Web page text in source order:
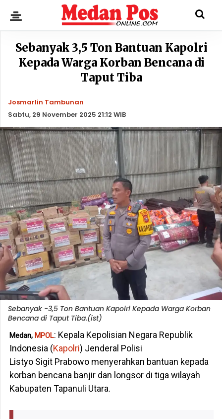
Sebanyak 3,5 Ton Bantuan Kapolri
Kepada Warga Korban Bencana di
Taput Tiba
Josmarlin Tambunan
Sabtu, 29 November 2025 21:12 WIB
Sebanyak -3,5 Ton Bantuan Kapolri Kepada Warga Korban
Bencana di Taput Tiba.(ist)
Medan, MPOL: Kepala Kepolisian Negara Republik
Indonesia (Kapolri) Jenderal Polisi
Listyo Sigit Prabowo menyerahkan bantuan kepada
korban bencana banjir dan longsor di tiga wilayah
Kabupaten Tapanuli Utara.